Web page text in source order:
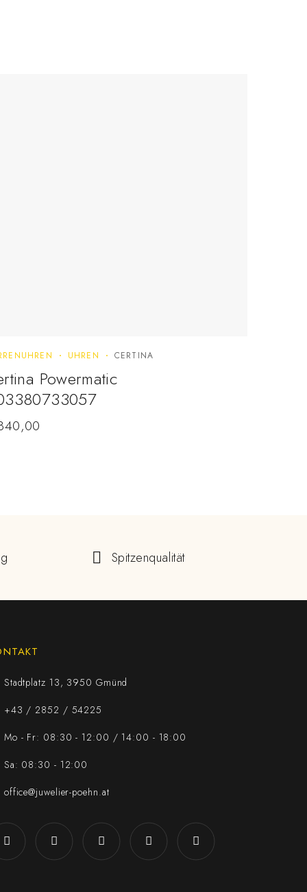
UHREN CERTINA
Powermatic
Spitzenqualität
Stadtplatz 13, 3950 Gmünd
+43 / 2852 / 54225
Mo - Fr: 08:30 - 12:00 / 14:00 - 18:00
Sa: 08:30 - 12:00
office@juwelier-poehn.at